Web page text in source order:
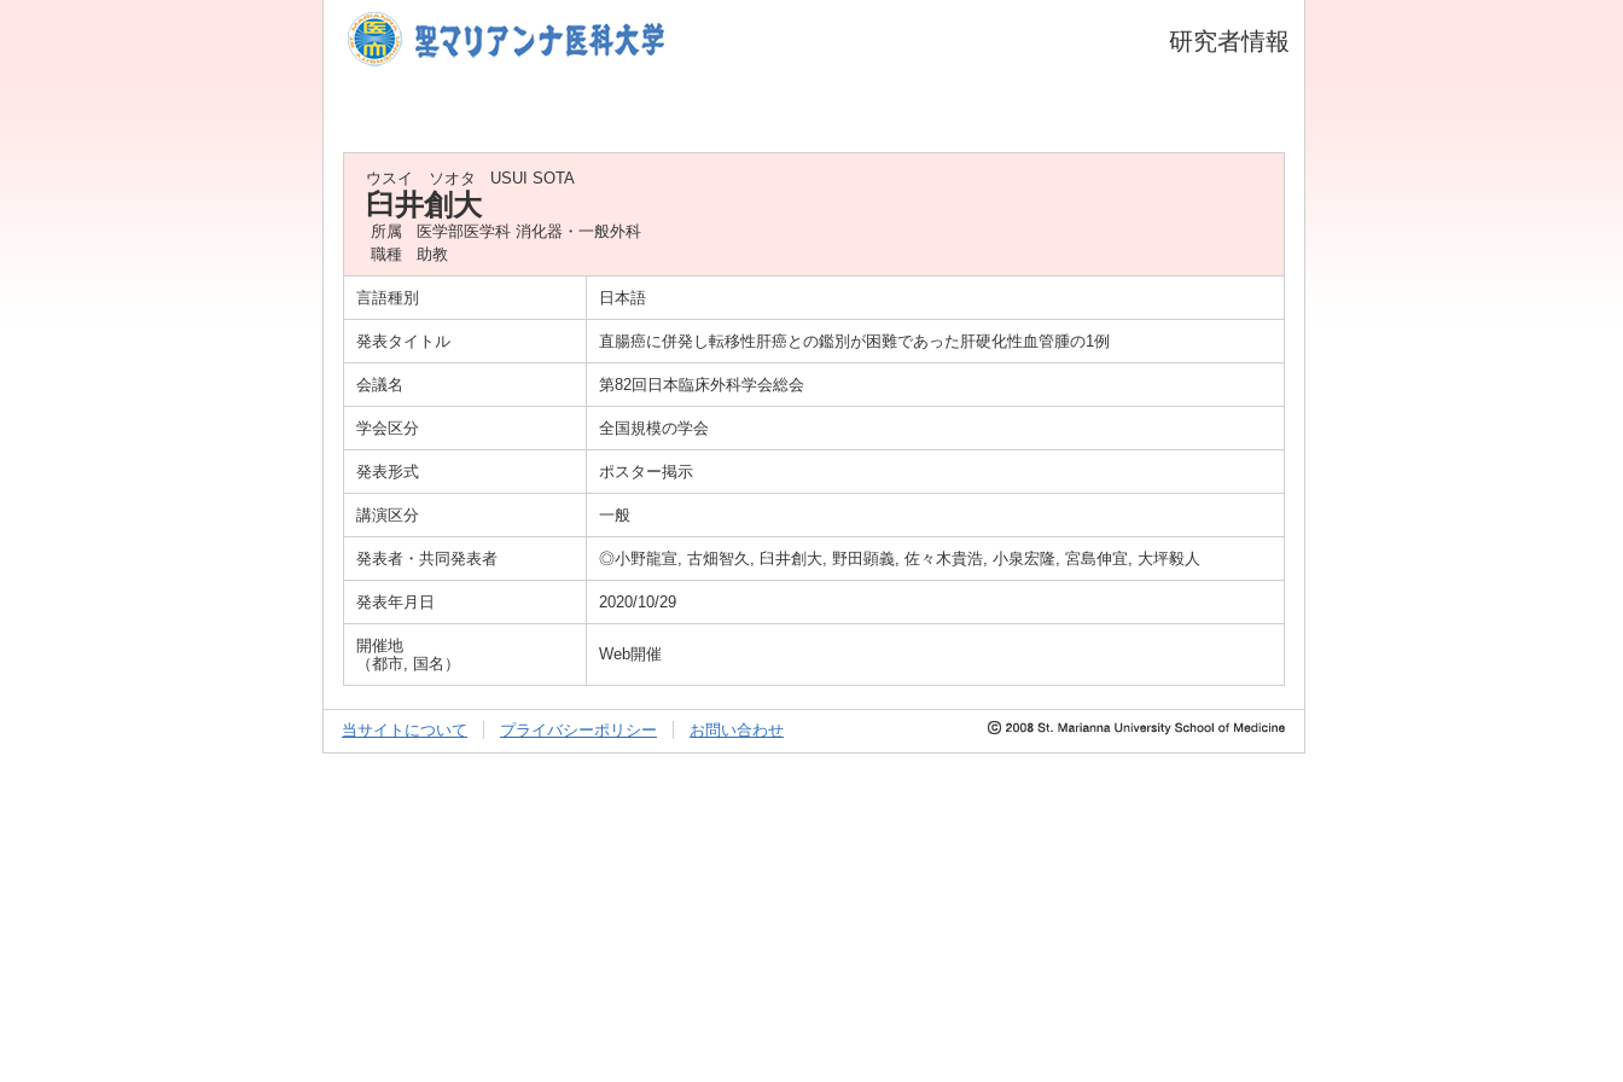
研究者情報
ウスイ ソオタ USUI SOTA
臼井創大
所属
医学部医学科 消化器・一般外科
職種
助教
言語種別 日本語
発表タイトル 直腸癌に併発し転移性肝癌との鑑別が困難であった肝硬化性血管腫の1例
会議名 第82回日本臨床外科学会総会
学会区分 全国規模の学会
発表形式 ポスター掲示
講演区分 一般
発表者・共同発表者 ◎小野龍宣, 古畑智久, 臼井創大, 野田顕義, 佐々木貴浩, 小泉宏隆, 宮島伸宜, 大坪毅人
発表年月日 2020/10/29
開催地
（都市, 国名）
Web開催
当サイトについて プライバシーポリシー お問い合わせ